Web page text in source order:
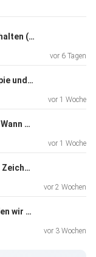
Wann heilen wir ME/CFS - Durchhalten (2/2)
vor 6 Tagen
Wann heilen wir ME/CFS - Therapie und Irrtum (1/2)
vor 1 Woche
Reizarme Fassung Teil 1 und 2 - Wann heilen wir ME/CFS?
vor 1 Woche
Chemiker-Biografien - Leben im Zeichen der Elemente
vor 2 Wochen
Organoide statt Mäuse - Schaffen wir Tierversuche jetzt endlich ab?
vor 3 Wochen